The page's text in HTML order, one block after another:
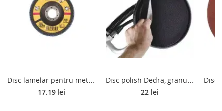
D
isc lamelar pentru metal DeWalt DT3310, 125 mm, granulatie 80
17.19 lei
D
isc polish Dedra, granulatie 120, 225 mm, 5 buc/set
22 lei